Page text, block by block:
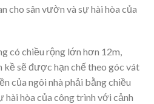
cho sân vườn và sự hài hòa của
có chiều rộng lớn hơn 12m,
kề sẽ được hạn chế theo góc vát
của ngôi nhà phải bằng chiều
hòa của công trình với cảnh